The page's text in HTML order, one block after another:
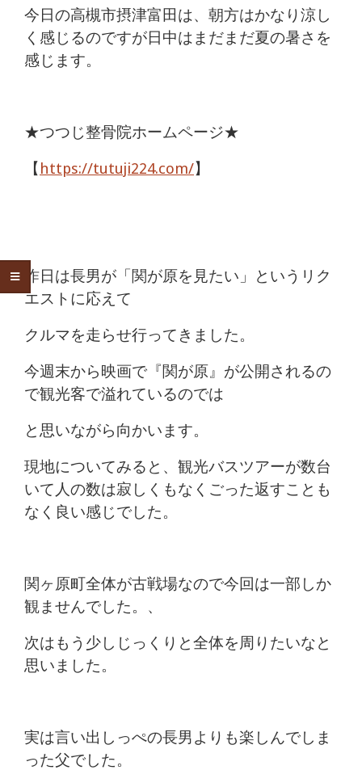
今日の高槻市摂津富田は、朝方はかなり涼し
く感じるのですが日中はまだまだ夏の暑さを
感じます。
★つつじ整骨院ホームページ★
【 https://tutuji224.com/】
昨日は長男が「関が原を見たい」というリク
エストに応えて
クルマを走らせ行ってきました。
今週末から映画で『関が原』が公開されるの
で観光客で溢れているのでは
と思いながら向かいます。
現地についてみると、観光バスツアーが数台
いて人の数は寂しくもなくごった返すことも
なく良い感じでした。
関ヶ原町全体が古戦場なので今回は一部しか
観ませんでした。、
次はもう少しじっくりと全体を周りたいなと
思いました。
実は言い出しっぺの長男よりも楽しんでしま
った父でした。